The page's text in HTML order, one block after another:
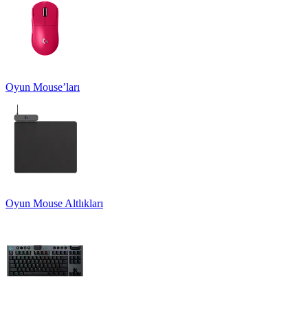
Oyun Mouse’ları
Oyun Mouse Altlıkları